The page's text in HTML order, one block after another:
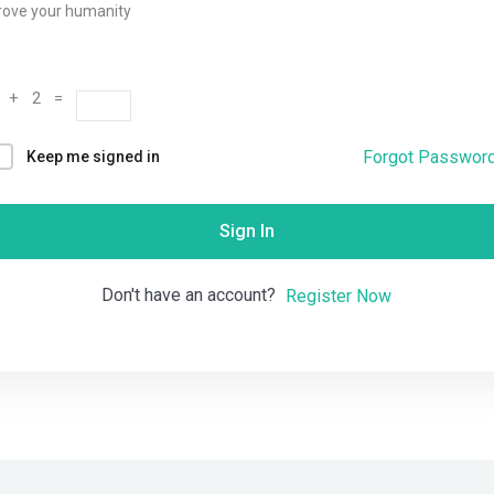
your humanity
+ 2 =
Keep me signed in Forgot
Sign In
Don't have an account? Register Now